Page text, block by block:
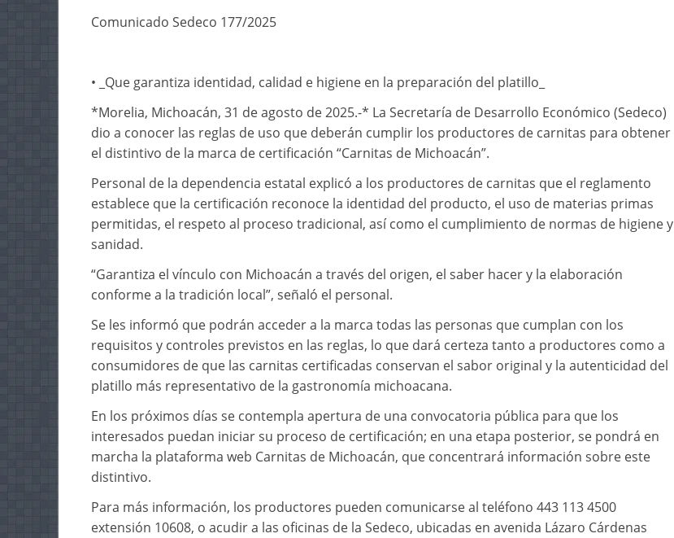
Comunicado Sedeco 177/2025
• _Que garantiza identidad, calidad e higiene en la preparación del platillo_
*Morelia, Michoacán, 31 de agosto de 2025.-* La Secretaría de Desarrollo Económico (Sedeco)
dio a conocer las reglas de uso que deberán cumplir los productores de carnitas para obtener
el distintivo de la marca de certificación “Carnitas de Michoacán”.
Personal de la dependencia estatal explicó a los productores de carnitas que el reglamento
establece que la certificación reconoce la identidad del producto, el uso de materias primas
permitidas, el respeto al proceso tradicional, así como el cumplimiento de normas de higiene y
sanidad.
“Garantiza el vínculo con Michoacán a través del origen, el saber hacer y la elaboración
conforme a la tradición local”, señaló el personal.
Se les informó que podrán acceder a la marca todas las personas que cumplan con los
requisitos y controles previstos en las reglas, lo que dará certeza tanto a productores como a
consumidores de que las carnitas certificadas conservan el sabor original y la autenticidad del
platillo más representativo de la gastronomía michoacana.
En los próximos días se contempla apertura de una convocatoria pública para que los
interesados puedan iniciar su proceso de certificación; en una etapa posterior, se pondrá en
marcha la plataforma web Carnitas de Michoacán, que concentrará información sobre este
distintivo.
Para más información, los productores pueden comunicarse al teléfono 443 113 4500
extensión 10608, o acudir a las oficinas de la Sedeco, ubicadas en avenida Lázaro Cárdenas